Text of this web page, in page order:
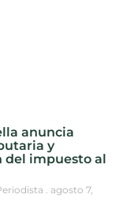
anuncia
y
del impuesto al
agosto 7,